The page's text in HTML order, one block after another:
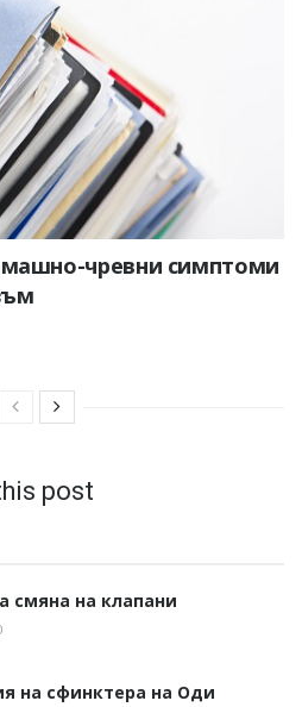
чревни симптоми
post
смяна на клапани
на сфинктера на Оди